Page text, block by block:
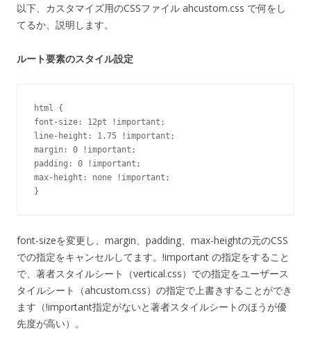
以下、カスタマイズ用のCSSファイル ahcustom.css で何をし
てるか、説明します。
ルート要素のスタイル設定
html {
font-size: 12pt !important;
line-height: 1.75 !important;
margin: 0 !important;
padding: 0 !important;
max-height: none !important;
font-sizeを変更し、margin、padding、max-heightの元のCSS
での指定をキャンセルしてます。!important の指定をすること
で、著者スタイルシート（vertical.css）での指定をユーザース
タイルシート（ahcustom.css）の指定で上書きすることができ
ます（!important指定がないと著者スタイルシートのほうが優
先度が高い）。